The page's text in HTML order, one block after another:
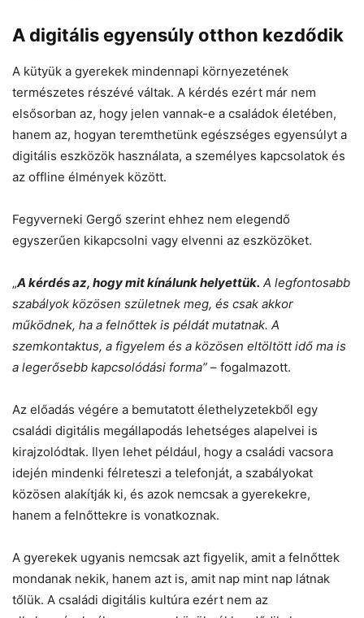
A digitális egyensúly otthon kezdődik
A kütyük a gyerekek mindennapi környezetének
természetes részévé váltak. A kérdés ezért már nem
elsősorban az, hogy jelen vannak-e a családok életében,
hanem az, hogyan teremthetünk egészséges egyensúlyt a
digitális eszközök használata, a személyes kapcsolatok és
az offline élmények között.
Fegyverneki Gergő szerint ehhez nem elegendő
egyszerűen kikapcsolni vagy elvenni az eszközöket.
„A kérdés az, hogy mit kínálunk helyettük. A legfontosabb
szabályok közösen születnek meg, és csak akkor
működnek, ha a felnőttek is példát mutatnak. A
szemkontaktus, a figyelem és a közösen eltöltött idő ma is
a legerősebb kapcsolódási forma” – fogalmazott.
Az előadás végére a bemutatott élethelyzetekből egy
családi digitális megállapodás lehetséges alapelvei is
kirajzolódtak. Ilyen lehet például, hogy a családi vacsora
idején mindenki félreteszi a telefonját, a szabályokat
közösen alakítják ki, és azok nemcsak a gyerekekre,
hanem a felnőttekre is vonatkoznak.
A gyerekek ugyanis nemcsak azt figyelik, amit a felnőttek
mondanak nekik, hanem azt is, amit nap mint nap látnak
tőlük. A családi digitális kultúra ezért nem az